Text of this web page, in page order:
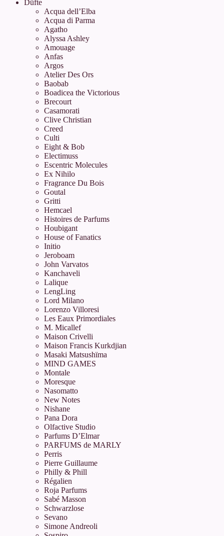
Düfte
Acqua dell’Elba
Acqua di Parma
Agatho
Alyssa Ashley
Amouage
Anfas
Argos
Atelier Des Ors
Baobab
Boadicea the Victorious
Brecourt
Casamorati
Clive Christian
Creed
Culti
Eight & Bob
Electimuss
Escentric Molecules
Ex Nihilo
Fragrance Du Bois
Goutal
Gritti
Hemcael
Histoires de Parfums
Houbigant
House of Fanatics
Initio
Jeroboam
John Varvatos
Kanchaveli
Lalique
LengLing
Lord Milano
Lorenzo Villoresi
Les Eaux Primordiales
M. Micallef
Maison Crivelli
Maison Francis Kurkdjian
Masaki Matsushïma
MIND GAMES
Montale
Moresque
Nasomatto
New Notes
Nishane
Pana Dora
Olfactive Studio
Parfums D’Elmar
PARFUMS de MARLY
Perris
Pierre Guillaume
Philly & Phill
Régalien
Roja Parfums
Sabé Masson
Schwarzlose
Sevano
Simone Andreoli